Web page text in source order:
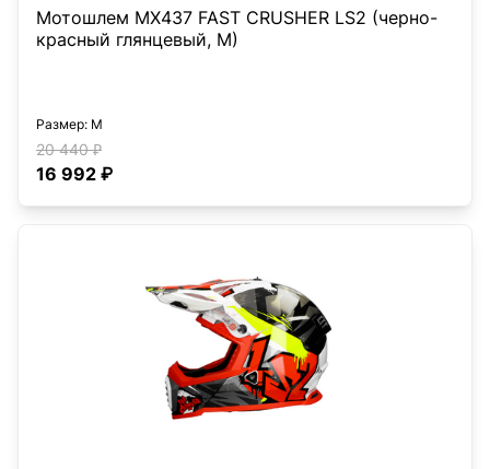
Мотошлем MX437 FAST CRUSHER LS2 (черно-
красный глянцевый, M)
Размер: M
20 440 ₽
16 992 ₽